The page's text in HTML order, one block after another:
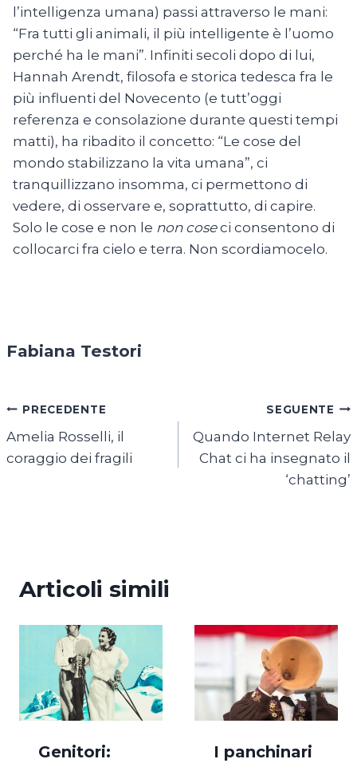
l’intelligenza umana) passi attraverso le mani:
“Fra tutti gli animali, il più intelligente è l’uomo
perché ha le mani”. Infiniti secoli dopo di lui,
Hannah Arendt, filosofa e storica tedesca fra le
più influenti del Novecento (e tutt’oggi
referenza e consolazione durante questi tempi
matti), ha ribadito il concetto: “Le cose del
mondo stabilizzano la vita umana”, ci
tranquillizzano insomma, ci permettono di
vedere, di osservare e, soprattutto, di capire.
Solo le cose e non le non coseci consentono di
collocarci fra cielo e terra. Non scordiamocelo.
Fabiana Testori
Navigazione
articoli
PRECEDENTE
Amelia Rosselli, il
coraggio dei fragili
SEGUENTE
Quando Internet Relay
Chat ci ha insegnato il
‘chatting’
Articoli simili
Genitori:
I panchinari